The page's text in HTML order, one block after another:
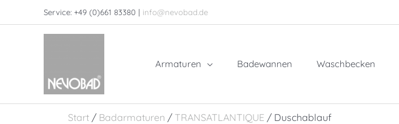
Service: +49 (0)661 83380 | info@nevobad.de
Armaturen Badewannen Waschbecken
Start / Badarmaturen / TRANSATLANTIQUE / Duschablauf